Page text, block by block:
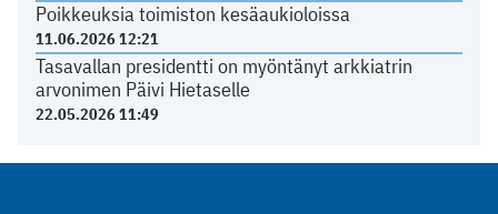
Poikkeuksia toimiston kesäaukioloissa
11.06.2026 12:21
Tasavallan presidentti on myöntänyt arkkiatrin
arvonimen Päivi Hietaselle
22.05.2026 11:49